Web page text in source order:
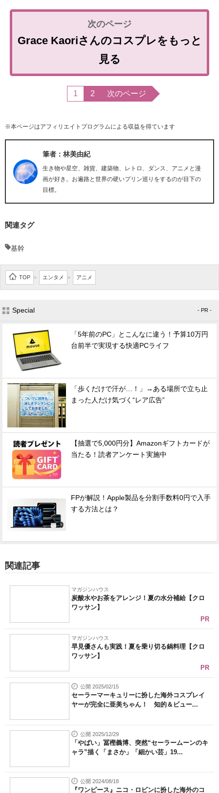
Grace Kaoriさんのコスプレをもっと
見る
1 2 次のページ
※本ページはアフィリエイトプログラムによる収益を得ています
筆者：林美由紀
生き物や星空、雑貨、建築物、レトロ、ダンス、アニメと漫
画が好き。お遍路と世界の硬いプリン巡りをするのが目下の
目標。
関連タグ
基幹
TOP > エンタメ > アニメ
Special - PR -
「5年前のPC」とこんなに違う！予算10万円
台前半で実現する快適PCライフ
「歩くだけで汗が…！」→ある場所で立ち止
まった人だけ気づく“レア広告”
【抽選で5,000円分】Amazonギフトカードが
当たる！読者アンケート実施中
FPが解説！Apple製品を分割手数料0円で入手
する方法とは？
関連記事
マガジンハウス
炭酸水やお茶をアレンジ！夏の水分補給【クロ
ワッサン】
PR
マガジンハウス
早見優さんも実践！夏を乗り切る鍋料理【クロ
ワッサン】
PR
公開 2025/02/15
セーラーマーキュリーに扮した海外コスプレイ
ヤーが完全に亜美ちゃん！ 知的＆ビュー...
公開 2025/12/29
「やばい」冨樫義博、突然“セーラームーンのキ
ャラ”描く「まさか」「細かい芸」19...
公開 2024/08/18
『ワンピース』ニコ・ロビンに扮した海外のコ